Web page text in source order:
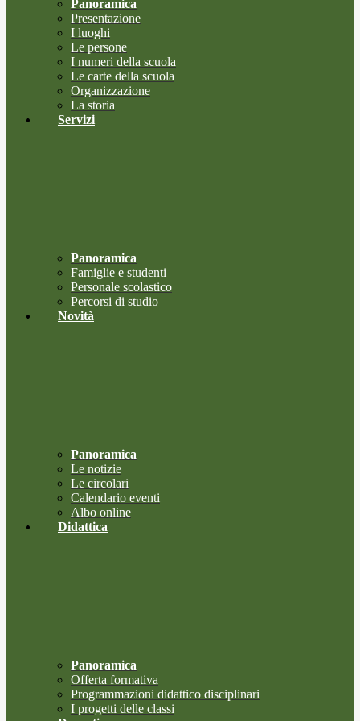
Panoramica
Presentazione
I luoghi
Le persone
I numeri della scuola
Le carte della scuola
Organizzazione
La storia
Servizi
Panoramica
Famiglie e studenti
Personale scolastico
Percorsi di studio
Novità
Panoramica
Le notizie
Le circolari
Calendario eventi
Albo online
Didattica
Panoramica
Offerta formativa
Programmazioni didattico disciplinari
I progetti delle classi